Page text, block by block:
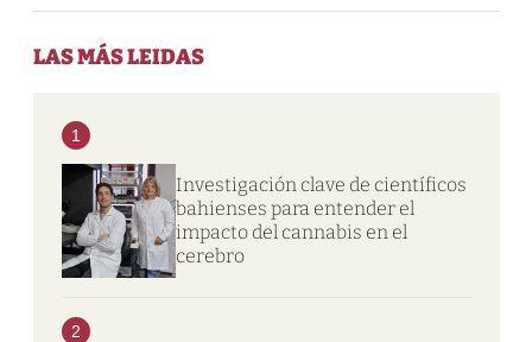
LAS MÁS LEIDAS
1
Investigación clave de científicos
bahienses para entender el
impacto del cannabis en el
cerebro
2